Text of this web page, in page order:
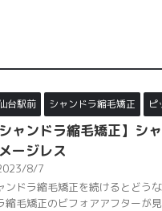
台駅前 シャンドラ縮毛矯正 ピ
シャンドラ縮毛矯正】シ
ージレス
8/7
ンドラ縮毛矯正を続けるとどう
縮毛矯正のビフォアアフターが